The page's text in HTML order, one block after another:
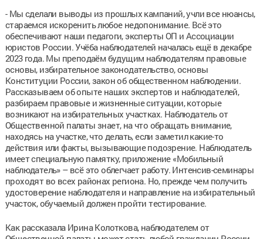
- Мы сделали выводы из прошлых кампаний, учли все нюансы,
стараемся искоренить любое недопонимание. Всё это
обеспечивают наши педагоги, эксперты ОП и Ассоциации
юристов России. Учёба наблюдателей началась ещё в декабре
2023 года. Мы преподаём будущим наблюдателям правовые
основы, избирательное законодательство, основы
Конституции России, закон об общественном наблюдении.
Рассказываем об опыте наших экспертов и наблюдателей,
разбираем правовые и жизненные ситуации, которые
возникают на избирательных участках. Наблюдатель от
Общественной палаты знает, на что обращать внимание,
находясь на участке, что делать, если заметил какие-то
действия или факты, вызывающие подозрение. Наблюдатель
имеет специальную памятку, приложение «Мобильный
наблюдатель» – всё это облегчает работу. Интенсив-семинары
проходят во всех районах региона. Но, прежде чем получить
удостоверение наблюдателя и направление на избирательный
участок, обучаемый должен пройти тестирование.
Как рассказала Ирина Колоткова, наблюдателем от